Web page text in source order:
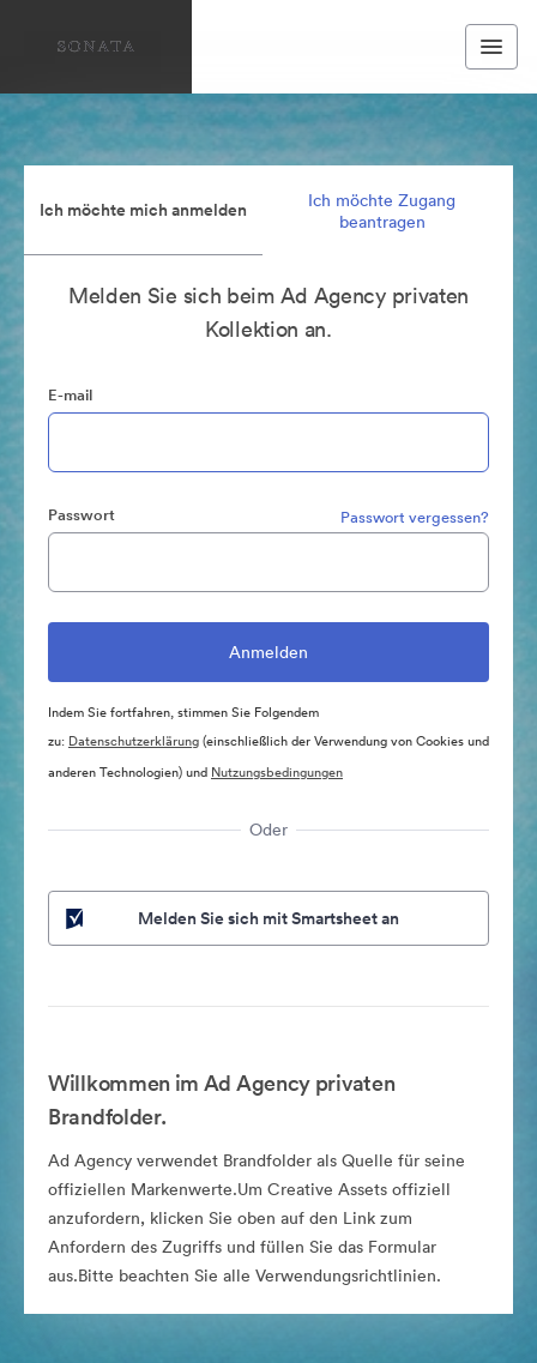
Ich möchte mich anmelden
Ich möchte Zugang
beantragen
Melden Sie sich beim Ad Agency privaten
Kollektion an.
E-mail
Passwort Passwort vergessen?
Indem Sie fortfahren, stimmen Sie Folgendem
zu: Datenschutzerklärung(einschließlich der Verwendung von Cookies und
anderen Technologien) und Nutzungsbedingungen
Oder
Melden Sie sich mit Smartsheet an
Willkommen im Ad Agency privaten
Brandfolder.
Ad Agency verwendet Brandfolder als Quelle für seine
offiziellen Markenwerte.Um Creative Assets offiziell
anzufordern, klicken Sie oben auf den Link zum
Anfordern des Zugriffs und füllen Sie das Formular
aus.Bitte beachten Sie alle Verwendungsrichtlinien.